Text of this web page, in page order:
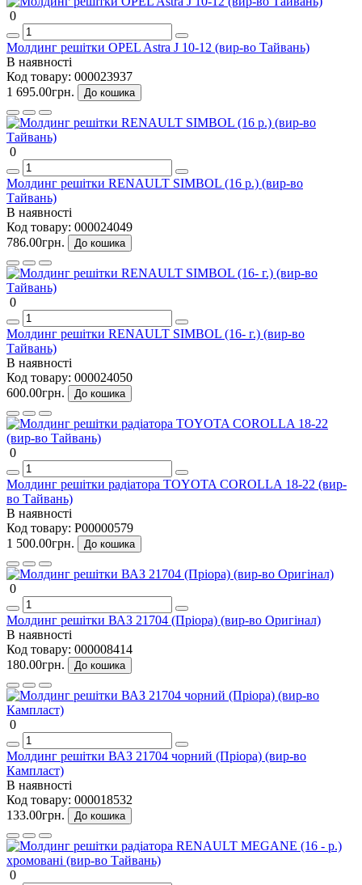
0
Молдинг решітки OPEL Astra J 10-12 (вир-во Тайвань)
В наявності
Код товару: 000023937
1 695.00грн.
До кошика
0
Молдинг решітки RENAULT SIMBOL (16 р.) (вир-во
Тайвань)
В наявності
Код товару: 000024049
786.00грн.
До кошика
0
Молдинг решітки RENAULT SIMBOL (16- г.) (вир-во
Тайвань)
В наявності
Код товару: 000024050
600.00грн.
До кошика
0
Молдинг решітки радіатора TOYOTA COROLLA 18-22 (вир-
во Тайвань)
В наявності
Код товару: P00000579
1 500.00грн.
До кошика
0
Молдинг решітки ВАЗ 21704 (Пріора) (вир-во Оригінал)
В наявності
Код товару: 000008414
180.00грн.
До кошика
0
Молдинг решітки ВАЗ 21704 чорний (Пріора) (вир-во
Кампласт)
В наявності
Код товару: 000018532
133.00грн.
До кошика
0